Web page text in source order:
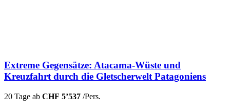
Extreme Gegensätze: Atacama-Wüste und
Kreuzfahrt durch die Gletscherwelt Patagoniens
20 Tage ab CHF 5’537 /Pers.